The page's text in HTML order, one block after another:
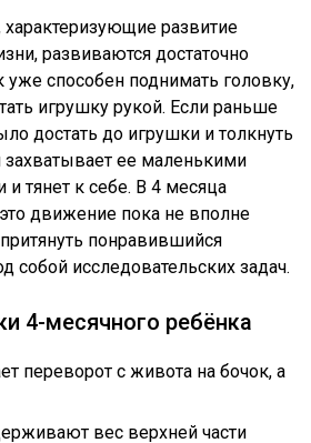
развитие
развиваются достаточно
уже способен поднимать головку,
игрушку рукой. Если раньше
достать до игрушки и толкнуть
ее маленькими
тянет к себе. В 4 месяца
движение пока не вполне
понравившийся
собой исследовательских задач.
4-месячного ребёнка
переворот с живота на бочок, а
вес верхней части